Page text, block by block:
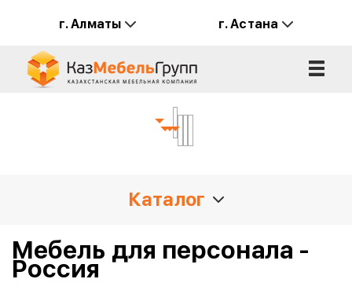
г. Алматы г. Астана
Каталог
Мебель для персонала -
Россия